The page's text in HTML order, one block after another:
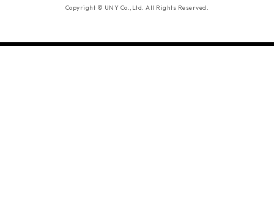
Copyright © UNY Co.,Ltd. All Rights Reserved.